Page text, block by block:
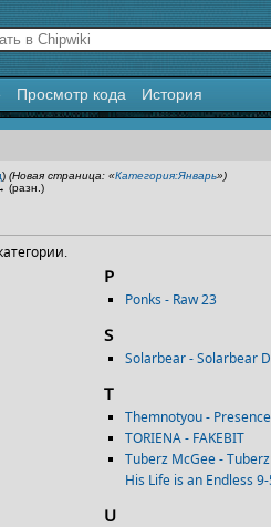
Просмотр кода История
) (Новая страница: «Категория:Январь»)
(разн.)
P
Ponks - Raw 23
S
Solarbear - Solarbear
T
Themnotyou -
TORIENA - FAKEBIT
Tuberz McGee -
His Life is an Endless
U